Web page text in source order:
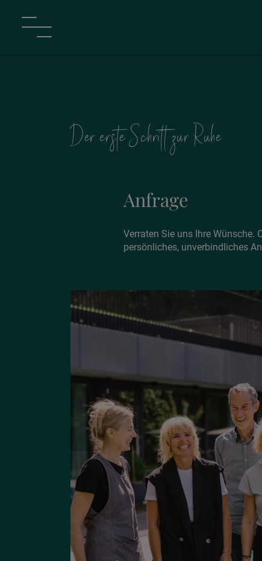
Der erste Schritt zur Ruhe
Anfrage
Verraten Sie uns Ihre Wünsche.
persönliches, unverbindliches